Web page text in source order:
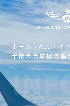
ホーム › ALL › イ
手権大会応援の集